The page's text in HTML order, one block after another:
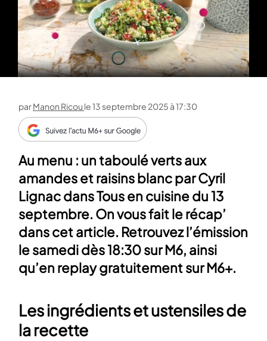
parManon Ricou le13 septembre 2025 à 17:30
Au menu : un taboulé verts aux
amandes et raisins blanc par Cyril
Lignac dans Tous en cuisine du 13
septembre. On vous fait le récap’
dans cet article. Retrouvez l’émission
le samedi dès 18:30 sur M6, ainsi
qu’en replay gratuitement sur M6+.
Les ingrédients et ustensiles de
la recette